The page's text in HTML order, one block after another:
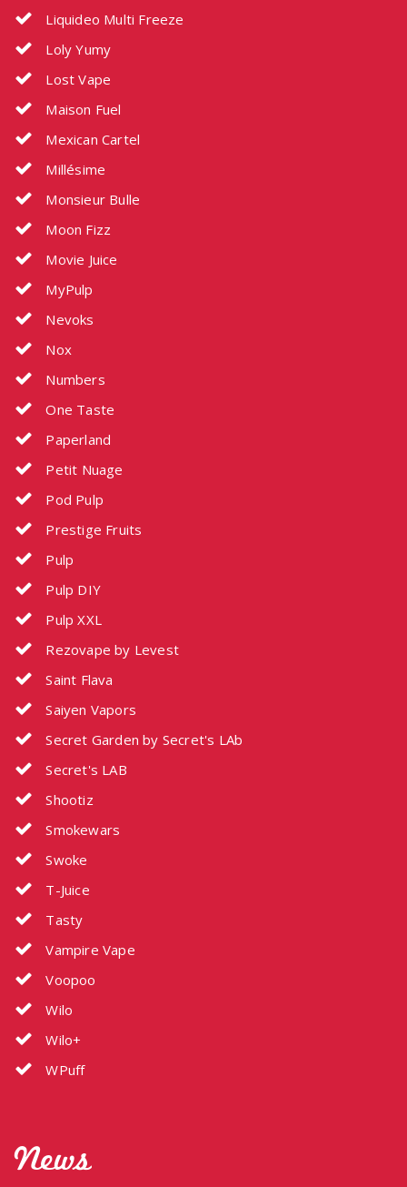
Liquideo Multi Freeze
Loly Yumy
Lost Vape
Maison Fuel
Mexican Cartel
Millésime
Monsieur Bulle
Moon Fizz
Movie Juice
MyPulp
Nevoks
Nox
Numbers
One Taste
Paperland
Petit Nuage
Pod Pulp
Prestige Fruits
Pulp
Pulp DIY
Pulp XXL
Rezovape by Levest
Saint Flava
Saiyen Vapors
Secret Garden by Secret's LAb
Secret's LAB
Shootiz
Smokewars
Swoke
T-Juice
Tasty
Vampire Vape
Voopoo
Wilo
Wilo+
WPuff
News